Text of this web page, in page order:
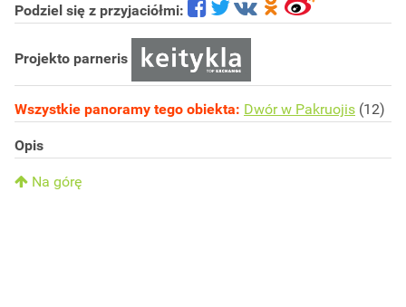
Podziel się z przyjaciółmi:
Projekto parneris
Wszystkie panoramy tego obiekta: Dwór w Pakruojis (12)
Opis
Na górę